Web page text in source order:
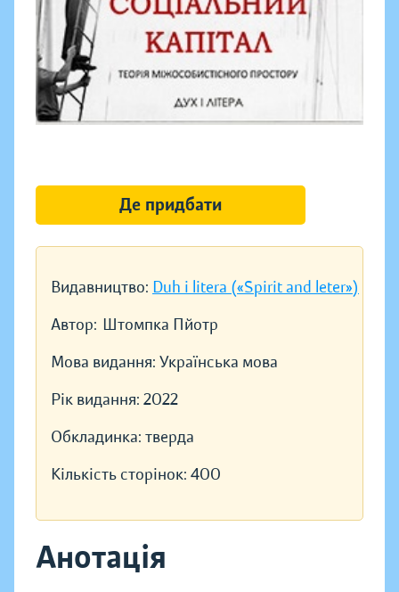
Видавництво: Duh i litera («Spirit and leter»)
Автор: Штомпка Пйотр
Мова видання: Українська мова
Рік видання: 2022
Обкладинка: тверда
Кількість сторінок: 400
Анотація
Де придбати